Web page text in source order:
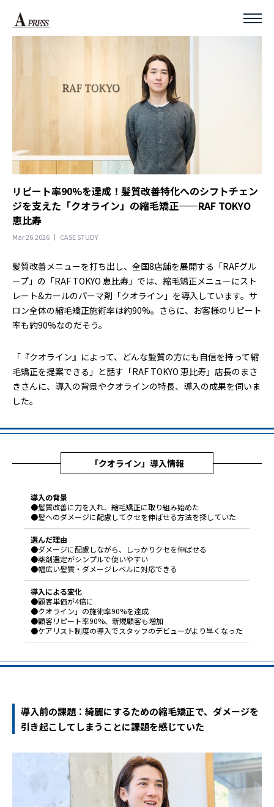
リピート率90%を達成！髪質改善特化へのシフトチェン
ジを支えた「クオライン」の縮毛矯正——RAF TOKYO
恵比寿
Mar 26.2026 CASE STUDY
髪質改善メニューを打ち出し、全国8店舗を展開する「RAFグル
ープ」の「RAF TOKYO 恵比寿」では、縮毛矯正メニューにスト
レート&カールのパーマ剤「クオライン」を導入しています。サ
ロン全体の縮毛矯正施術率は約90%。さらに、お客様のリピート
率も約90%なのだそう。
「『クオライン』によって、どんな髪質の方にも自信を持って縮
毛矯正を提案できる」と話す「RAF TOKYO 恵比寿」店長のまさ
きさんに、導入の背景やクオラインの特長、導入の成果を伺いま
した。
「クオライン」導入情報
導入の背景
●髪質改善に力を入れ、縮毛矯正に取り組み始めた
●髪へのダメージに配慮してクセを伸ばせる方法を探していた
選んだ理由
●ダメージに配慮しながら、しっかりクセを伸ばせる
●薬剤選定がシンプルで使いやすい
●幅広い髪質・ダメージレベルに対応できる
導入による変化
●顧客単価が4倍に
●クオライン」の施術率90%を達成
●顧客リピート率90%、新規顧客も増加
●ケアリスト制度の導入でスタッフのデビューがより早くなった
導入前の課題：綺麗にするための縮毛矯正で、ダメージを
引き起こしてしまうことに課題を感じていた